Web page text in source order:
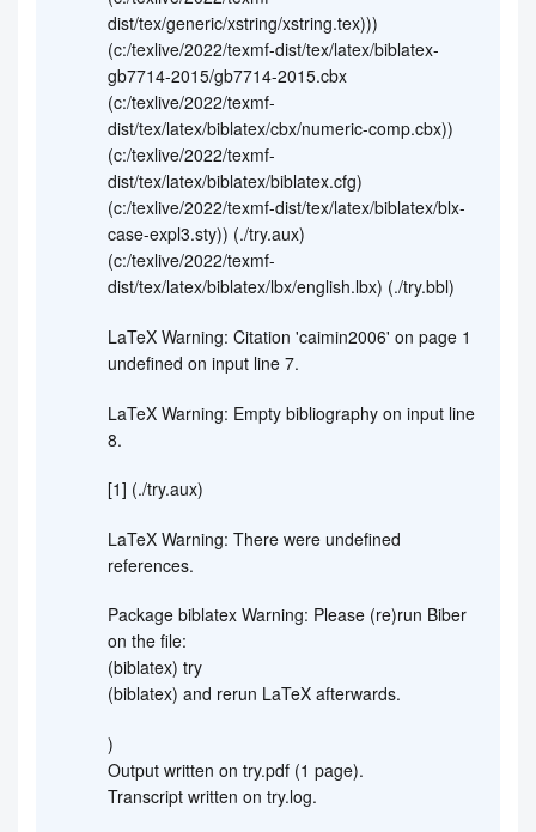
dist/tex/generic/xstring/xstring.tex)))
(c:/texlive/2022/texmf-dist/tex/latex/biblatex-
gb7714-2015/gb7714-2015.cbx
(c:/texlive/2022/texmf-
dist/tex/latex/biblatex/cbx/numeric-comp.cbx))
(c:/texlive/2022/texmf-
dist/tex/latex/biblatex/biblatex.cfg)
(c:/texlive/2022/texmf-dist/tex/latex/biblatex/blx-
case-expl3.sty)) (./try.aux)
(c:/texlive/2022/texmf-
dist/tex/latex/biblatex/lbx/english.lbx) (./try.bbl)
LaTeX Warning: Citation 'caimin2006' on page 1
undefined on input line 7.
LaTeX Warning: Empty bibliography on input line
8.
[1] (./try.aux)
LaTeX Warning: There were undefined
references.
Package biblatex Warning: Please (re)run Biber
on the file:
(biblatex) try
(biblatex) and rerun LaTeX afterwards.
)
Output written on try.pdf (1 page).
Transcript written on try.log.